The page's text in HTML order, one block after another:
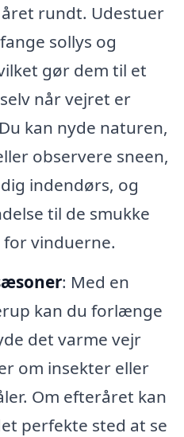
rundt. Udestuer
sollys og
gør dem til et
når vejret er
kan nyde naturen,
observere sneen,
indendørs, og
til de smukke
vinduerne.
: Med en
kan du forlænge
det varme vejr
om insekter eller
Om efteråret kan
perfekte sted at se